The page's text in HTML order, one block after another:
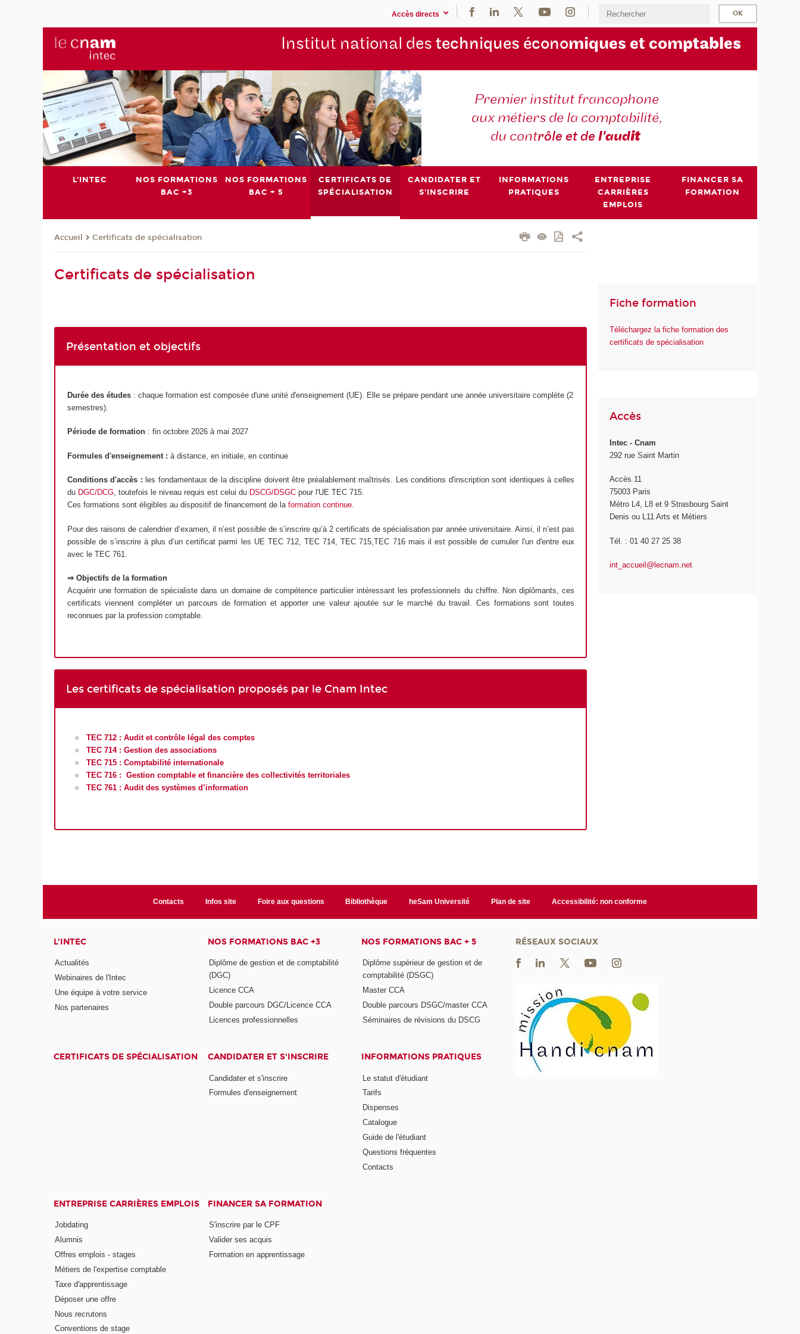
Accès directs
Institut national des techniques économiques et comptables
Premier institut francophone
aux métiers de la comptabilité,
du contrôle et del'audit
L'INTEC
NOS FORMATIONS
BAC +3
NOS FORMATIONS
BAC + 5
CERTIFICATS DE
SPÉCIALISATION
CANDIDATER ET
S'INSCRIRE
INFORMATIONS
PRATIQUES
ENTREPRISE
CARRIÈRES
EMPLOIS
FINANCER SA
FORMATION
Accueil Certificats de spécialisation
Certificats de spécialisation
Présentation et objectifs
Durée des études: chaque formation est composée d'une unité d'enseignement (UE). Elle se prépare pendant une année universitaire complète (2
semestres).
Période de formation: fin octobre 2026 à mai 2027
Formules d'enseignement : à distance, en initiale, en continue
Conditions d'accès : les fondamentaux de la discipline doivent être préalablement maîtrisés. Les conditions d'inscription sont identiques à celles
du DGC/DCG, toutefois le niveau requis est celui du DSCG/DSGCpour l'UE TEC 715.
Ces formations sont éligibles au dispositif de financement de la formation continue.
Pour des raisons de calendrier d’examen, il n’est possible de s’inscrire qu’à 2 certificats de spécialisation par année universitaire. Ainsi, il n’est pas
possible de s’inscrire à plus d’un certificat parmi les UE TEC 712, TEC 714, TEC 715,TEC 716 mais il est possible de cumuler l'un d'entre eux
avec le TEC 761.
⇒ Objectifs de la formation
Acquérir une formation de spécialiste dans un domaine de compétence particulier intéressant les professionnels du chiffre. Non diplômants, ces
certificats viennent compléter un parcours de formation et apporter une valeur ajoutée sur le marché du travail. Ces formations sont toutes
reconnues par la profession comptable.
Les certificats de spécialisation proposés par le Cnam Intec
TEC 712 : Audit et contrôle légal des comptes
TEC 714 : Gestion des associations
TEC 715 : Comptabilité internationale
TEC 716 : Gestion comptable et financière des collectivités territoriales
TEC 761 : Audit des systèmes d’information
Fiche formation
Téléchargez la fiche formation des
certificats de spécialisation
Accès
Intec - Cnam
292 rue Saint Martin
Accès 11
75003 Paris
Métro L4, L8 et 9 Strasbourg Saint
Denis ou L11 Arts et Métiers
Tél. : 01 40 27 25 38
int_accueil@lecnam.net
Contacts Infos site Foire aux questions Bibliothèque heSam Université Plan de site Accessibilité: non conforme
L'INTEC
Actualités
Webinaires de l'Intec
Une équipe à votre service
Nos partenaires
NOS FORMATIONS BAC +3
Diplôme de gestion et de comptabilité
(DGC)
Licence CCA
Double parcours DGC/Licence CCA
Licences professionnelles
NOS FORMATIONS BAC + 5
Diplôme supérieur de gestion et de
comptabilité (DSGC)
Master CCA
Double parcours DSGC/master CCA
Séminaires de révisions du DSCG
CERTIFICATS DE SPÉCIALISATION CANDIDATER ET S'INSCRIRE
Candidater et s'inscrire
Formules d'enseignement
INFORMATIONS PRATIQUES
Le statut d'étudiant
Tarifs
Dispenses
Catalogue
Guide de l'étudiant
Questions fréquentes
Contacts
ENTREPRISE CARRIÈRES EMPLOIS
Jobdating
Alumnis
Offres emplois - stages
Métiers de l'expertise comptable
Taxe d'apprentissage
Déposer une offre
Nous recrutons
Conventions de stage
FINANCER SA FORMATION
S'inscrire par le CPF
Valider ses acquis
Formation en apprentissage
RÉSEAUX SOCIAUX